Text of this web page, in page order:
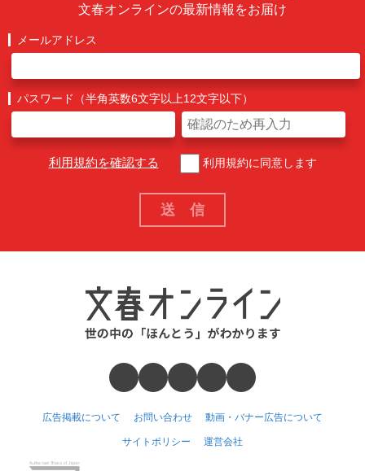
文春オンラインの最新情報をお届け
メールアドレス
パスワード（半角英数6文字以上12文字以下）
利用規約を確認する 利用規約に同意します
広告掲載について お問い合わせ 動画・バナー広告について
サイトポリシー 運営会社